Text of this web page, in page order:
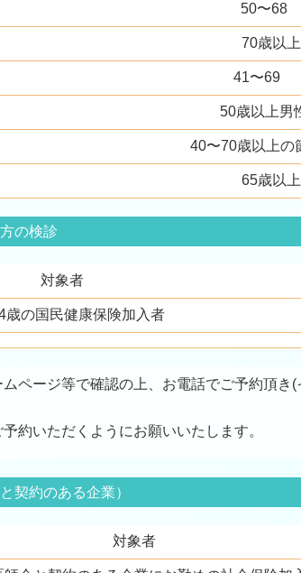
50〜68
70歳以上
41〜69
50歳以上男
40〜70歳以上の
65歳以上
の検診
対象者
歳の国民健康保険加入者
ページ等で確認の上、お電話でご予約頂き
約いただくようにお願いいたします。
契約のある企業）
対象者